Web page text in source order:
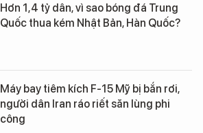
Hơn 1,4 tỷ dân, vì sao bóng đá Trung
Quốc thua kém Nhật Bản, Hàn Quốc?
Máy bay tiêm kích F-15 Mỹ bị bắn rơi,
người dân Iran ráo riết săn lùng phi
công